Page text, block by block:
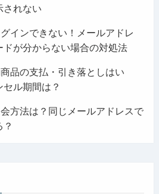
されない
インできない！メールアドレ
ドが分からない場合の対処法
品の支払・引き落としはい
ル期間は？
方法は？同じメールアドレスで